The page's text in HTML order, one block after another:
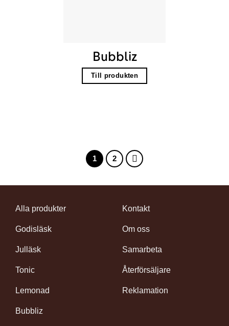
Bubbliz
Till produkten
1 2
Alla produkter
Godisläsk
Julläsk
Tonic
Lemonad
Bubbliz
Kontakt
Om oss
Samarbeta
Återförsäljare
Reklamation